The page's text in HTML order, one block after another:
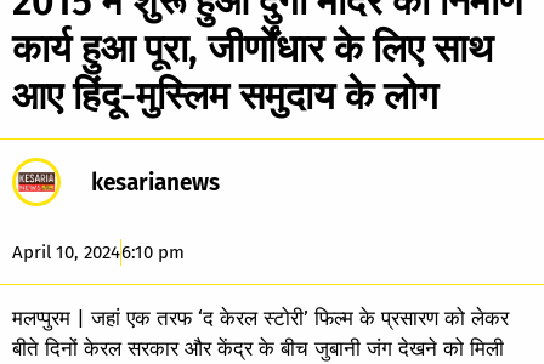
कार्य हुआ पूरा, जीर्णोंधार के लिए साथ
आए हिंदू-मुस्लिम समुदाय के लोग
kesarianews
April 10, 20246:10 pm
मलप्पुरम | जहां एक तरफ ‘द केरल स्टोरी’ फिल्म के प्रसारण को लेकर
बीते दिनों केरल सरकार और केंद्र के बीच जुबानी जंग देखने को मिली